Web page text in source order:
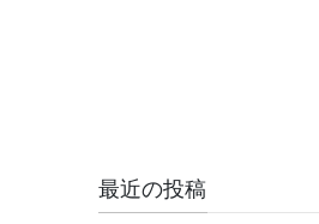
最近の投稿